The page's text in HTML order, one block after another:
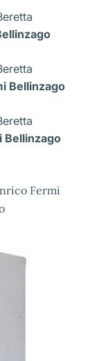
Bellinzago
Bellinzago
Fermi